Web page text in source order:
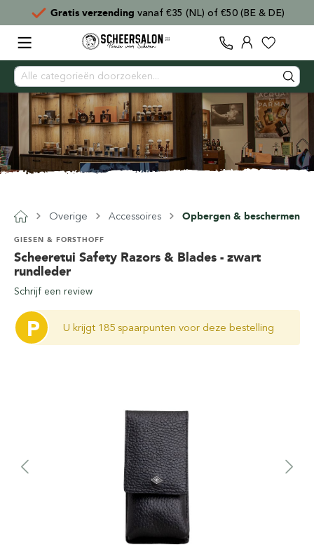
Gratis verzending vanaf €35 (NL) of €50 (BE & DE)
Overige Accessoires Opbergen & beschermen
Scheeretui Safety Razors & Blades - zwart
rundleder
GIESEN & FORSTHOFF
Schrijf een review
P U krijgt 185 spaarpunten voor deze bestelling